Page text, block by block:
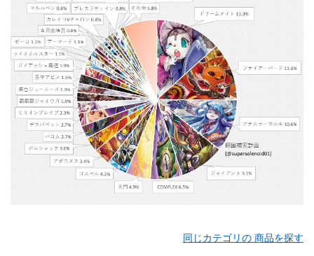
同じカテゴリの 商品を探す